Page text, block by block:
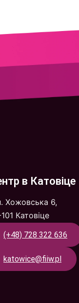
в Катовіце
Хожовська 6,
Катовіце
(+48) 728 322 636
katowice@fiiw.pl